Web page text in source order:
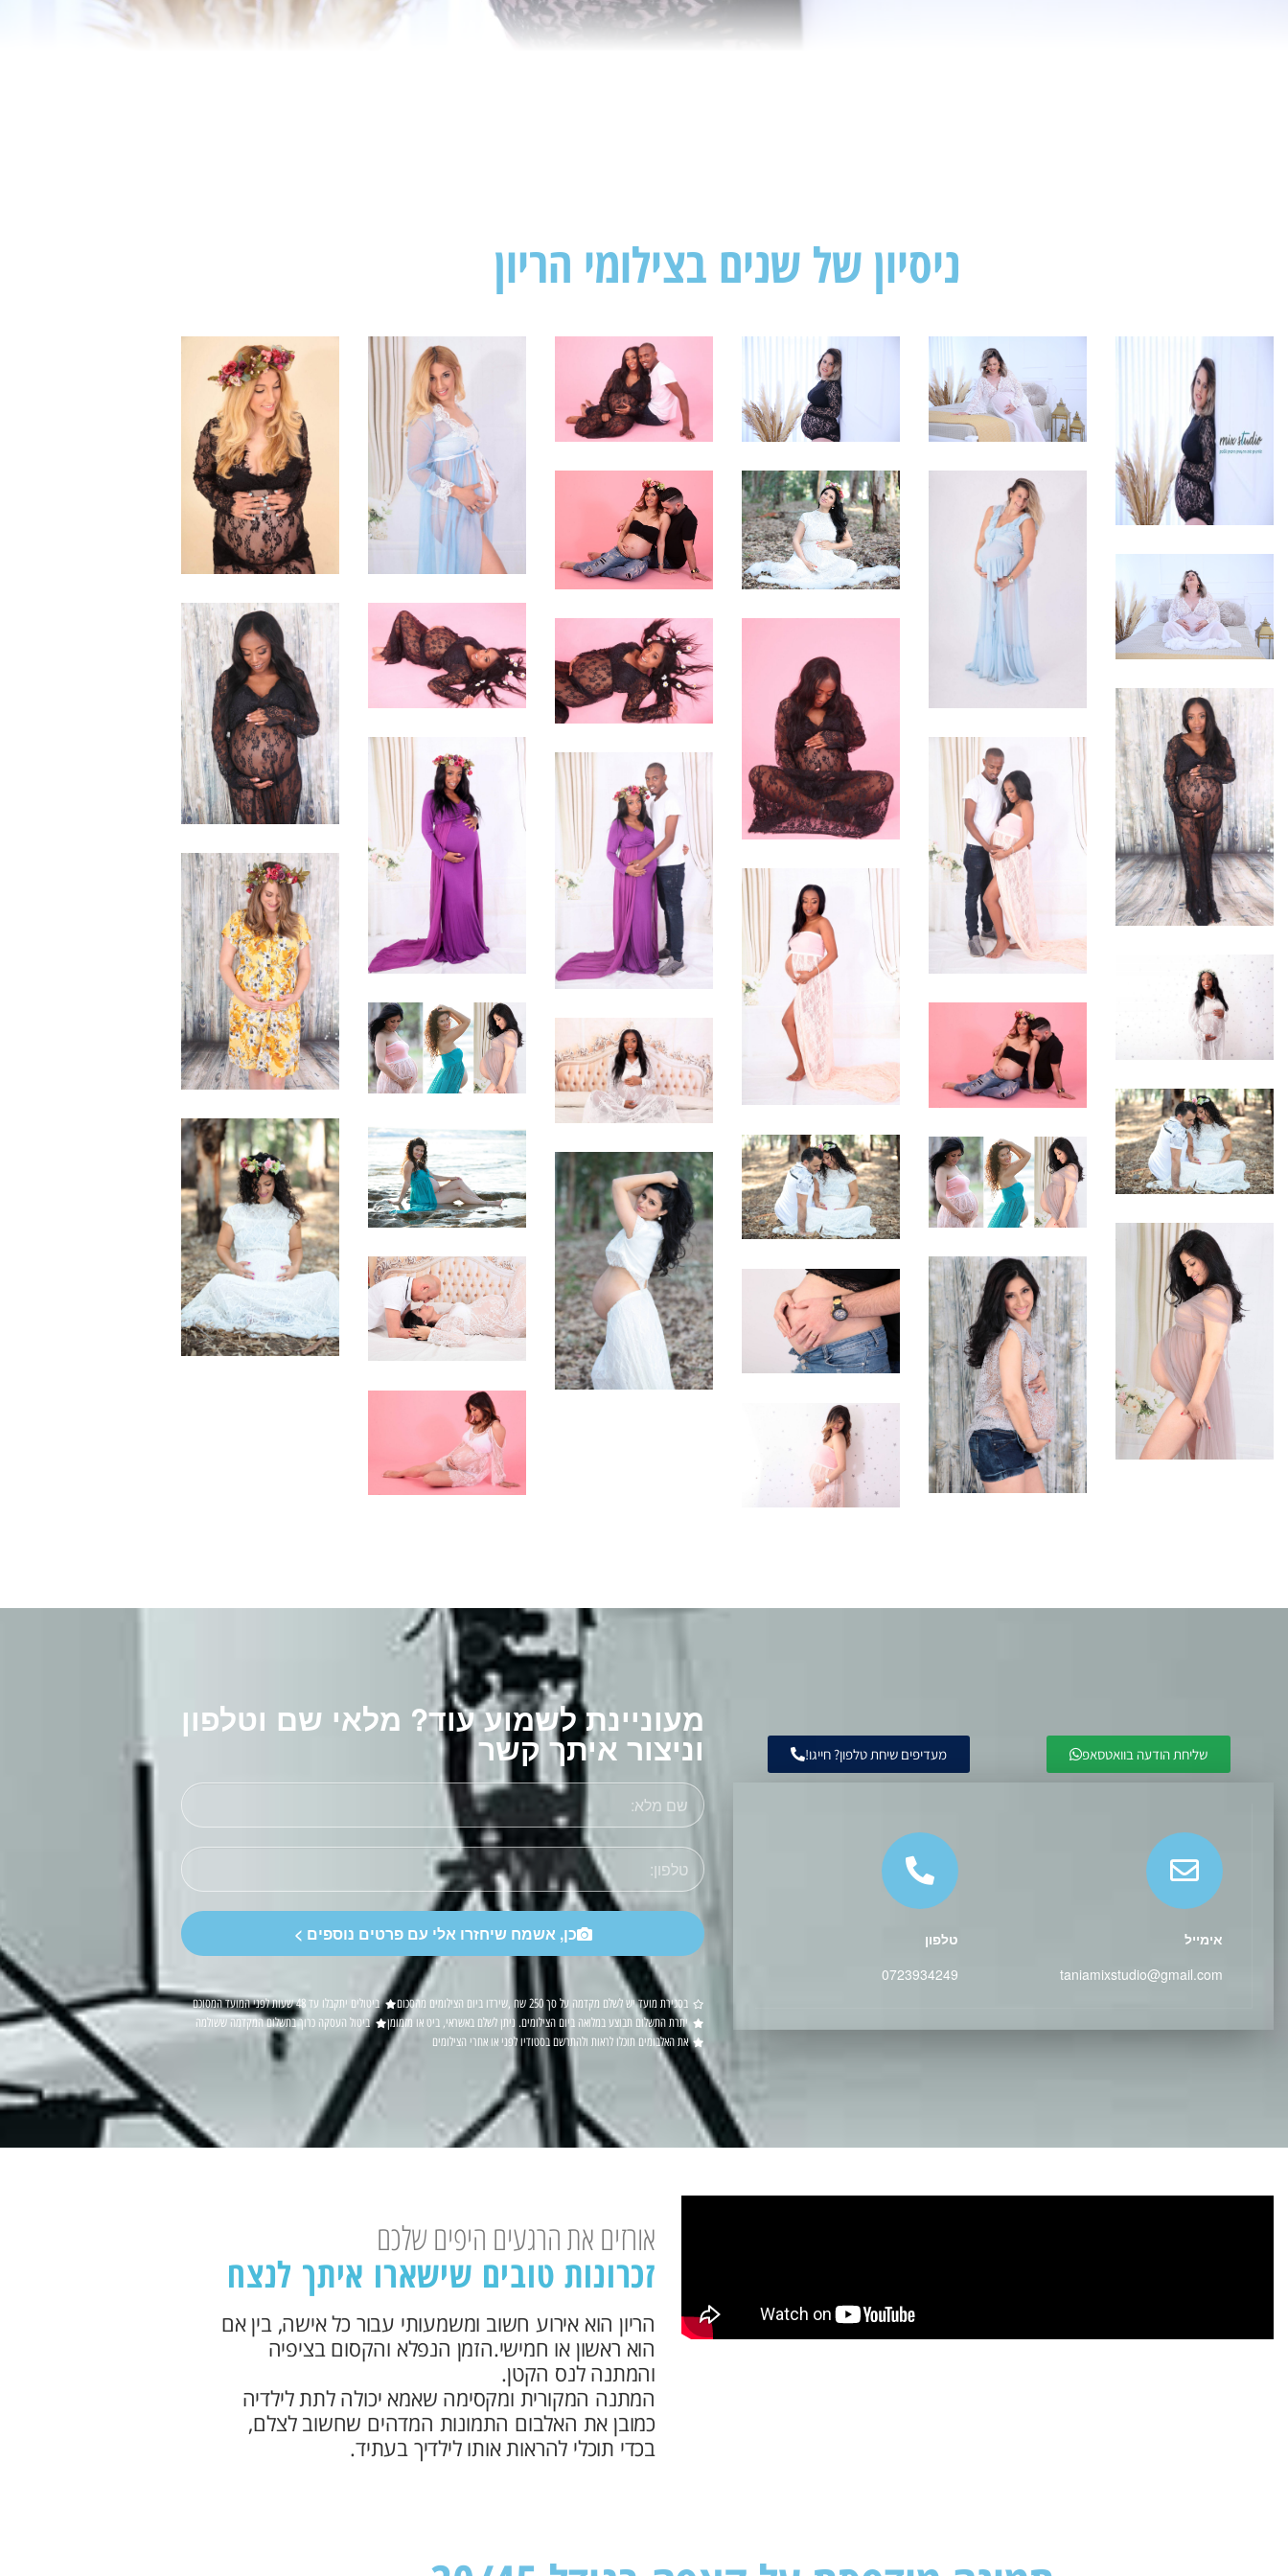
ניסיון של שנים בצילומי הריון
שליחת הודעה בוואטסאפ מעדיפים שיחת טלפון? חייגו!
אימייל
taniamixstudio@gmail.com
טלפון
0723934249
מעוניינת לשמוע עוד? מלאי שם וטלפון
וניצור איתך קשר
כן, אשמח שיחזרו אלי עם פרטים נוספים >
בסגירת מועד יש לשלם מקדמה על סך 250 שח ,שירדו ביום הצילומים מהסכום
ביטולים יתקבלו עד 48 שעות לפני המועד המסוכם
יתרת התשלום תבוצע במלואה ביום הצילומים. ניתן לשלם באשראי, ביט או מזמומן
ביטול העסקה כרוך בתשלום המקדמה ששולמה
את האלבומים תוכלו לראות ולהתרשם בסטודיו לפני או אחרי הצילומים
אורזים את הרגעים היפים שלכם
זכרונות טובים שישארו איתך לנצח
הריון הוא אירוע חשוב ומשמעותי עבור כל אישה, בין אם
הוא ראשון או חמישי.הזמן הנפלא והקסום בציפיה
והמתנה לנס הקטן.
המתנה המקורית ומקסימה שאמא יכולה לתת לילדיה
כמובן את האלבום התמונות המדהים שחשוב לצלם,
בכדי תוכלי להראות אותו לילדיך בעתיד.